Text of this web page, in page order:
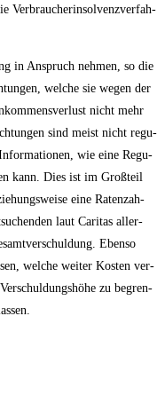
Ver­brau­cher­insol­venz­ver­fah­
in Anspruch neh­men, so die
wel­che sie wegen der
nicht mehr
sind meist nicht regu­
wie eine Regu­
kann. Dies ist im Groß­teil
eine Raten­zah­
laut Cari­tas aller­
Eben­so
wel­che wei­ter Kos­ten ver­
zu begren­